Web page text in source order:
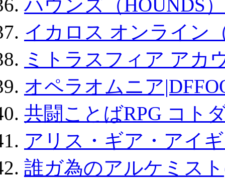
ハウンズ（HOUNDS
イカロス オンライン
ミトラスフィア アカ
オペラオムニア
共闘ことばRPG コト
アリス・ギア・アイ
誰ガ為のアルケミス